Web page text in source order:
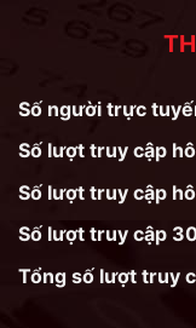
Số người trực
Số lượt truy cập
Số lượt truy cập
Số lượt truy cập
Tổng số lượt truy